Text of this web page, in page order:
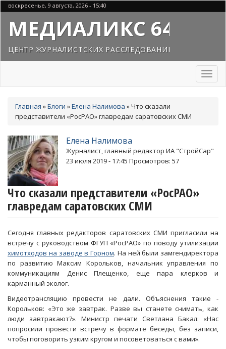
Перейти
к
основному
содержанию
воскресенье, 9 августа, 2026 - 15:40
МЕДИАЛИКС 64
ЦЕНТР ЖУРНАЛИСТСКИХ РАССЛЕДОВАНИЙ
Toggle
здесь
Главная »Блоги »Елена Налимова »Что сказали
представители «РосРАО» главредам саратовских СМИ
Елена Налимова
Журналист, главный редактор ИА "СтройСар"
23 июля 2019 - 17:45 Просмотров: 57
Что сказали представители «РосРАО»
главредам саратовских СМИ
Сегодня главных редакторов саратовских СМИ пригласили на
встречу с руководством ФГУП «РосРАО» по поводу утилизации
химотходов на заводе в Горном. На ней были замгендиректора
по развитию Максим Корольков, начальник управления по
коммуникациям Денис Плещенко, еще пара клерков и
карманный эколог.
Видеотрансляцию провести не дали. Объяснения такие -
Корольков: «Это же завтрак. Разве вы станете снимать, как
люди завтракают?». Министр печати Светлана Бакал: «Нас
попросили провести встречу в формате беседы, без записи,
чтобы поговорить узким кругом и посоветоваться с вами».